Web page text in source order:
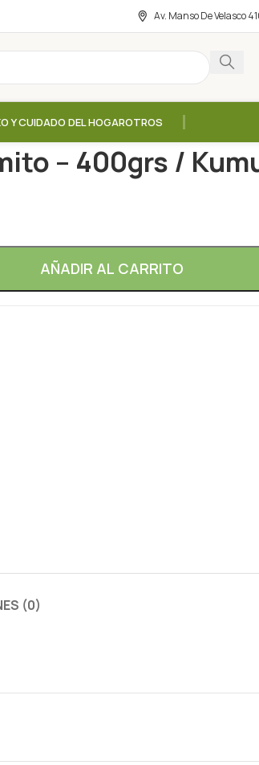
Av. Manso De Velasco
Y CUIDADO DEL HOGAROTROS
– 400grs /
AÑADIR AL CARRITO
(0)